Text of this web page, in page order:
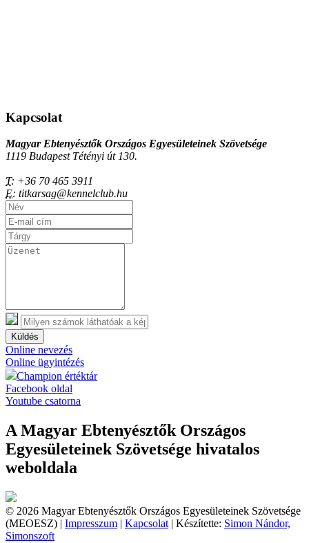
Kapcsolat
Magyar Ebtenyésztők Országos Egyesületeinek Szövetsége
1119 Budapest Tétényi út 130.
T: +36 70 465 3911
E: titkarsag@kennelclub.hu
Küldés
Online nevezés
Online ügyintézés
Champion értéktár
Facebook oldal
Youtube csatorna
A Magyar Ebtenyésztők Országos
Egyesületeinek Szövetsége hivatalos
weboldala
© 2026 Magyar Ebtenyésztők Országos Egyesületeinek Szövetsége
(MEOESZ) | Impresszum | Kapcsolat | Készítette: Simon Nándor,
Simonszoft